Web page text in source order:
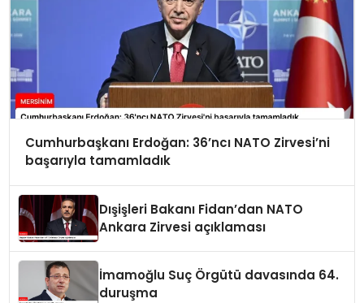
Cumhurbaşkanı Erdoğan: 36’ncı NATO Zirvesi’ni
başarıyla tamamladık
Dışişleri Bakanı Fidan’dan NATO
Ankara Zirvesi açıklaması
İmamoğlu Suç Örgütü davasında 64.
duruşma